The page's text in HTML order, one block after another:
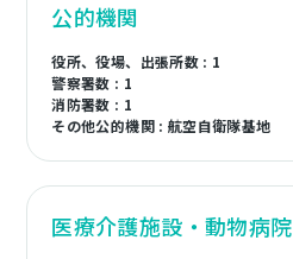
公的機関
役所、役場、出張所数 : 1
警察署数 : 1
消防署数 : 1
その他公的機関 : 航空自衛隊基地
医療介護施設・動物病院